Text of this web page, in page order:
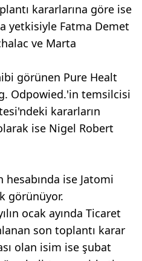
kararlarına göre ise
yetkisiyle Fatma Demet
ve Marta
görünen Pure Healt
Odpowied.'in temsilcisi
kararların
ise Nigel Robert
ise Jatomi
görünüyor.
ocak ayında Ticaret
son toplantı karar
olan isim ise şubat